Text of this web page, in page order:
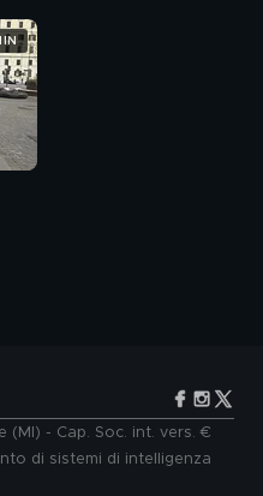
(MI) - Cap. Soc. int. vers. €
di sistemi di intelligenza